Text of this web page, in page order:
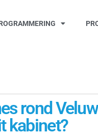
rond
kabinet?